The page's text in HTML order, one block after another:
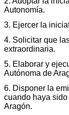
Autonomía.
3. Ejercer la
4. Solicitar que
extraordinaria.
5. Elaborar y
Autónoma de
6. Disponer la
cuando haya
Aragón.